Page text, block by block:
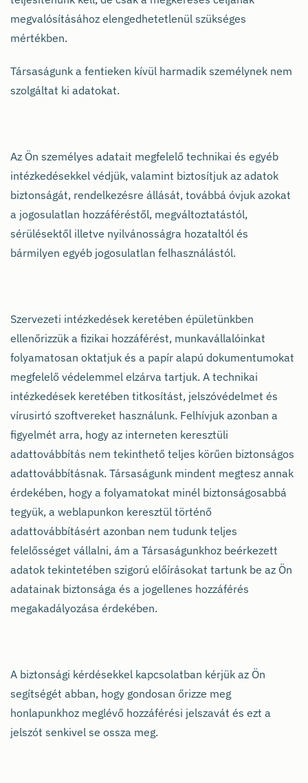
megvalósításához elengedhetetlenül szükséges
mértékben.
Társaságunk a fentieken kívül harmadik személynek nem
szolgáltat ki adatokat.
Az Ön személyes adatait megfelelő technikai és egyéb
intézkedésekkel védjük, valamint biztosítjuk az adatok
biztonságát, rendelkezésre állását, továbbá óvjuk azokat
a jogosulatlan hozzáféréstől, megváltoztatástól,
sérülésektől illetve nyilvánosságra hozataltól és
bármilyen egyéb jogosulatlan felhasználástól.
Szervezeti intézkedések keretében épületünkben
ellenőrizzük a fizikai hozzáférést, munkavállalóinkat
folyamatosan oktatjuk és a papír alapú dokumentumokat
megfelelő védelemmel elzárva tartjuk. A technikai
intézkedések keretében titkosítást, jelszóvédelmet és
vírusirtó szoftvereket használunk. Felhívjuk azonban a
figyelmét arra, hogy az interneten keresztüli
adattovábbítás nem tekinthető teljes körűen biztonságos
adattovábbításnak. Társaságunk mindent megtesz annak
érdekében, hogy a folyamatokat minél biztonságosabbá
tegyük, a weblapunkon keresztül történő
adattovábbításért azonban nem tudunk teljes
felelősséget vállalni, ám a Társaságunkhoz beérkezett
adatok tekintetében szigorú előírásokat tartunk be az Ön
adatainak biztonsága és a jogellenes hozzáférés
megakadályozása érdekében.
A biztonsági kérdésekkel kapcsolatban kérjük az Ön
segítségét abban, hogy gondosan őrizze meg
honlapunkhoz meglévő hozzáférési jelszavát és ezt a
jelszót senkivel se ossza meg.